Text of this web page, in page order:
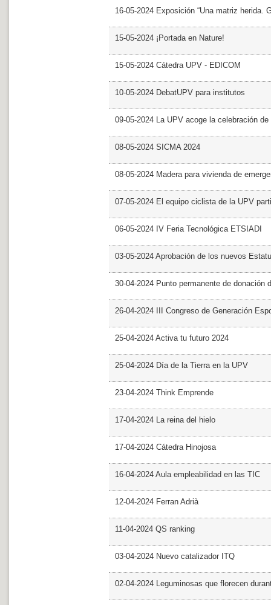
16-05-2024 Exposición “Una matriz herida.
15-05-2024 ¡Portada en Nature!
15-05-2024 Cátedra UPV - EDICOM
10-05-2024 DebatUPV para institutos
09-05-2024 La UPV acoge la celebración
08-05-2024 SICMA 2024
08-05-2024 Madera para vivienda de
07-05-2024 El equipo ciclista de la UPV
06-05-2024 IV Feria Tecnológica ETSIADI
03-05-2024 Aprobación de los nuevos
30-04-2024 Punto permanente de donación
26-04-2024 III Congreso de Generación
25-04-2024 Activa tu futuro 2024
25-04-2024 Día de la Tierra en la UPV
23-04-2024 Think Emprende
17-04-2024 La reina del hielo
17-04-2024 Cátedra Hinojosa
16-04-2024 Aula empleabilidad en las TIC
12-04-2024 Ferran Adrià
11-04-2024 QS ranking
03-04-2024 Nuevo catalizador ITQ
02-04-2024 Leguminosas que florecen